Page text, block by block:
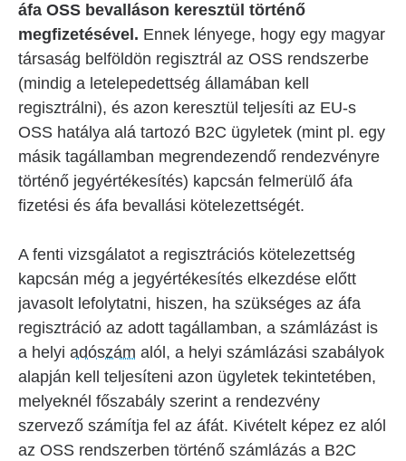
áfa OSS bevalláson keresztül történő
megfizetésével. Ennek lényege, hogy egy magyar
társaság belföldön regisztrál az OSS rendszerbe
(mindig a letelepedettség államában kell
regisztrálni), és azon keresztül teljesíti az EU-s
OSS hatálya alá tartozó B2C ügyletek (mint pl. egy
másik tagállamban megrendezendő rendezvényre
történő jegyértékesítés) kapcsán felmerülő áfa
fizetési és áfa bevallási kötelezettségét.
A fenti vizsgálatot a regisztrációs kötelezettség
kapcsán még a jegyértékesítés elkezdése előtt
javasolt lefolytatni, hiszen, ha szükséges az áfa
regisztráció az adott tagállamban, a számlázást is
a helyi adószám alól, a helyi számlázási szabályok
alapján kell teljesíteni azon ügyletek tekintetében,
melyeknél főszabály szerint a rendezvény
szervező számítja fel az áfát. Kivételt képez ez alól
az OSS rendszerben történő számlázás a B2C